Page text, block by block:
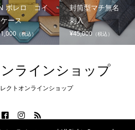
ボレロ コイ
ース
（税込）
封筒型マチ無名
刺入
¥45,000（税込）
ラインショップ
クトオンラインショップ